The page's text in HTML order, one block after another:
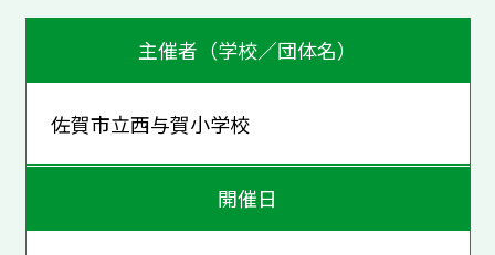
主催者（学校／団体名）
佐賀市立西与賀小学校
開催日